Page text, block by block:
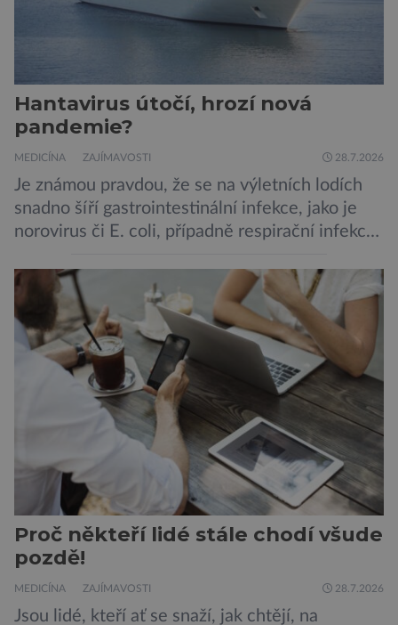
Hantavirus útočí, hrozí nová
pandemie?
MEDICÍNA ZAJÍMAVOSTI 28.7.2026
Je známou pravdou, že se na výletních lodích
snadno šíří gastrointestinální infekce, jako je
norovirus či E. coli, případně respirační infekce,
Ovšem slyšet o prvním ohnisku hantaviru na
výletní lodi bylo znepokojivé i pro odborníky.
Zdá se, že nebezpečí bylo prozatím zažehnáno.
Máme se bát nové pandemie? Hantavirus […]
Proč někteří lidé stále chodí všude
pozdě!
MEDICÍNA ZAJÍMAVOSTI 28.7.2026
Jsou lidé, kteří ať se snaží, jak chtějí, na